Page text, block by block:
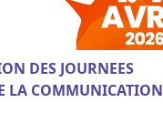
DES JOURNEES
LA COMMUNICATION